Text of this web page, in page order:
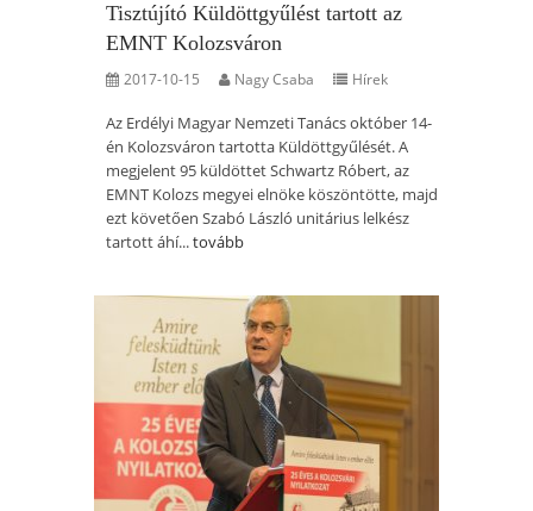
Tisztújító Küldöttgyűlést tartott az
EMNT Kolozsváron
2017-10-15 Nagy Csaba Hírek
Az Erdélyi Magyar Nemzeti Tanács október 14-
én Kolozsváron tartotta Küldöttgyűlését. A
megjelent 95 küldöttet Schwartz Róbert, az
EMNT Kolozs megyei elnöke köszöntötte, majd
ezt követően Szabó László unitárius lelkész
tartott áhí...tovább